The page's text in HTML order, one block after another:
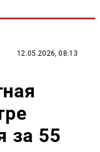
12.05.2026, 08:13
за 55